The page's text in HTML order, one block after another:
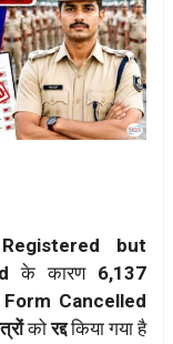
Registered but
के कारण 6,137
Cancelled
कोरद्दकिया गया है